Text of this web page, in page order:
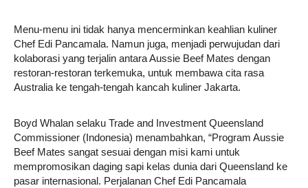
Menu-menu ini tidak hanya mencerminkan keahlian kuliner
Chef Edi Pancamala. Namun juga, menjadi perwujudan dari
kolaborasi yang terjalin antara Aussie Beef Mates dengan
restoran-restoran terkemuka, untuk membawa cita rasa
Australia ke tengah-tengah kancah kuliner Jakarta.
Boyd Whalan selaku Trade and Investment Queensland
Commissioner (Indonesia) menambahkan, “Program Aussie
Beef Mates sangat sesuai dengan misi kami untuk
mempromosikan daging sapi kelas dunia dari Queensland ke
pasar internasional. Perjalanan Chef Edi Pancamala